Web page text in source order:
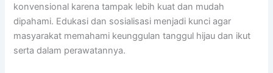
konvensional karena tampak lebih kuat dan mudah
dipahami. Edukasi dan sosialisasi menjadi kunci agar
masyarakat memahami keunggulan tanggul hijau dan ikut
serta dalam perawatannya.